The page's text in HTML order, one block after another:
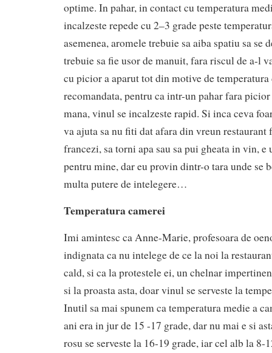
optime. In pahar, in contact cu temperatura
incalzeste repede cu 2–3 grade peste
asemenea, aromele trebuie sa aiba spatiu sa se
trebuie sa fie usor de manuit, fara riscul de a-l
cu picior a aparut tot din motive de temperatura
recomandata, pentru ca intr-un pahar fara
mana, vinul se incalzeste rapid. Si inca ceva
va ajuta sa nu fiti dat afara din vreun restaurant
francezi, sa torni apa sau sa pui gheata in vin, e
pentru mine, dar eu provin dintr-o tara unde se
multa putere de intelegere…
Temperatura camerei
Imi amintesc ca Anne-Marie, profesoara de
indignata ca nu intelege de ce la noi la
cald, si ca la protestele ei, un chelnar
si la proasta asta, doar vinul se serveste la
Inutil sa mai spunem ca temperatura medie a
ani era in jur de 15 -17 grade, dar nu mai e si
rosu se serveste la 16-19 grade, iar cel alb la 8-